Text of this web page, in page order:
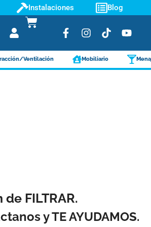
Instalaciones Blog
Ventilación Mobiliario
FILTRAR.
y TE AYUDAMOS.